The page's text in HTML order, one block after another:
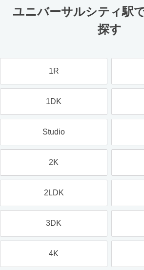
ユニバーサルシティ駅
探す
1R
1DK
Studio
2K
2LDK
3DK
4K